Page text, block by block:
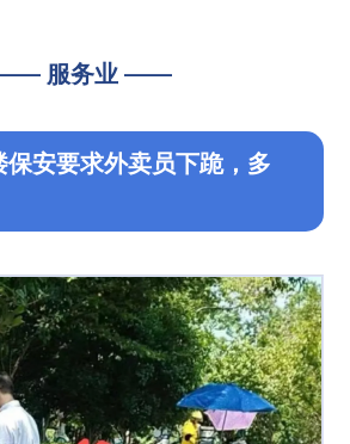
服务业 ——
安要求外卖员下跪，多